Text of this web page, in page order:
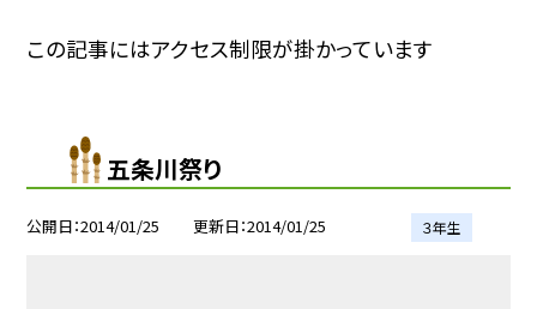
この記事にはアクセス制限が掛かっています
五条川祭り
公開日 2014/01/25 更新日 2014/01/25 ３年生